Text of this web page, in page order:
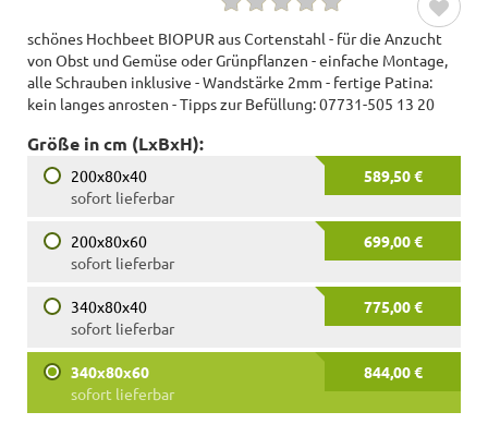
schönes Hochbeet BIOPUR aus Cortenstahl - für die Anzucht
von Obst und Gemüse oder Grünpflanzen - einfache Montage,
alle Schrauben inklusive - Wandstärke 2mm - fertige Patina:
kein langes anrosten - Tipps zur Befüllung: 07731-505 13 20
Größe in cm (LxBxH):
200x80x40
589,50 €
sofort lieferbar
200x80x60
699,00 €
sofort lieferbar
340x80x40
775,00 €
sofort lieferbar
340x80x60
844,00 €
sofort lieferbar